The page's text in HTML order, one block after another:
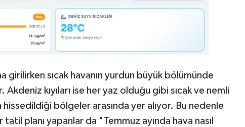
girilirken sıcak havanın yurdun büyük bölümünde
Akdeniz kıyıları ise her yaz olduğu gibi sıcak ve nemli
hissedildiği bölgeler arasında yer alıyor. Bu nedenle
planı yapanlar da "Temmuz ayında hava nasıl